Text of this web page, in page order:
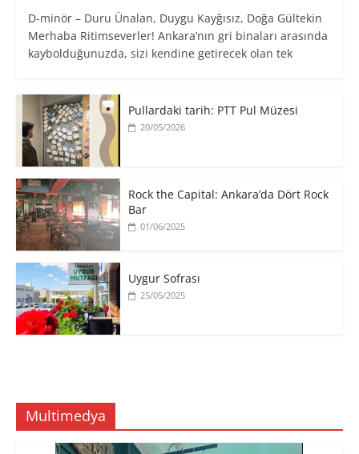
D-minör – Duru Ünalan, Duygu Kayğısız, Doğa Gültekin
Merhaba Ritimseverler! Ankara’nın gri binaları arasında
kaybolduğunuzda, sizi kendine getirecek olan tek
Pullardaki tarih: PTT Pul Müzesi
20/05/2026
Rock the Capital: Ankara’da Dört Rock
Bar
01/06/2025
Uygur Sofrası
25/05/2025
Multimedya